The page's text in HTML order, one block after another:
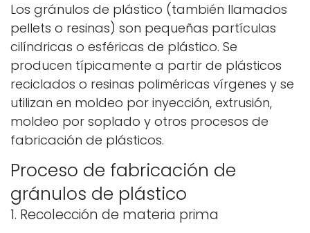
Los gránulos de plástico (también llamados
pellets o resinas) son pequeñas partículas
cilíndricas o esféricas de plástico. Se
producen típicamente a partir de plásticos
reciclados o resinas poliméricas vírgenes y se
utilizan en moldeo por inyección, extrusión,
moldeo por soplado y otros procesos de
fabricación de plásticos.
Proceso de fabricación de
gránulos de plástico
1. Recolección de materia prima